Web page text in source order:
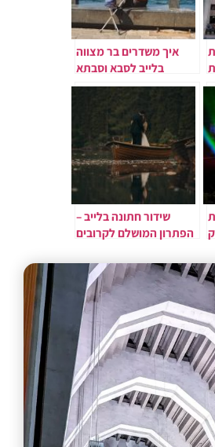
איך משדרים בר מצווה
בלייב לסבא וסבתא
בחו”ל?
שידור חתונה בלייב –
הפתרון המושלם לקרובים